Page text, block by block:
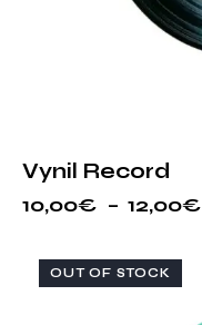
Vynil Record
10,00€ – 12,00€
OUT OF STOCK